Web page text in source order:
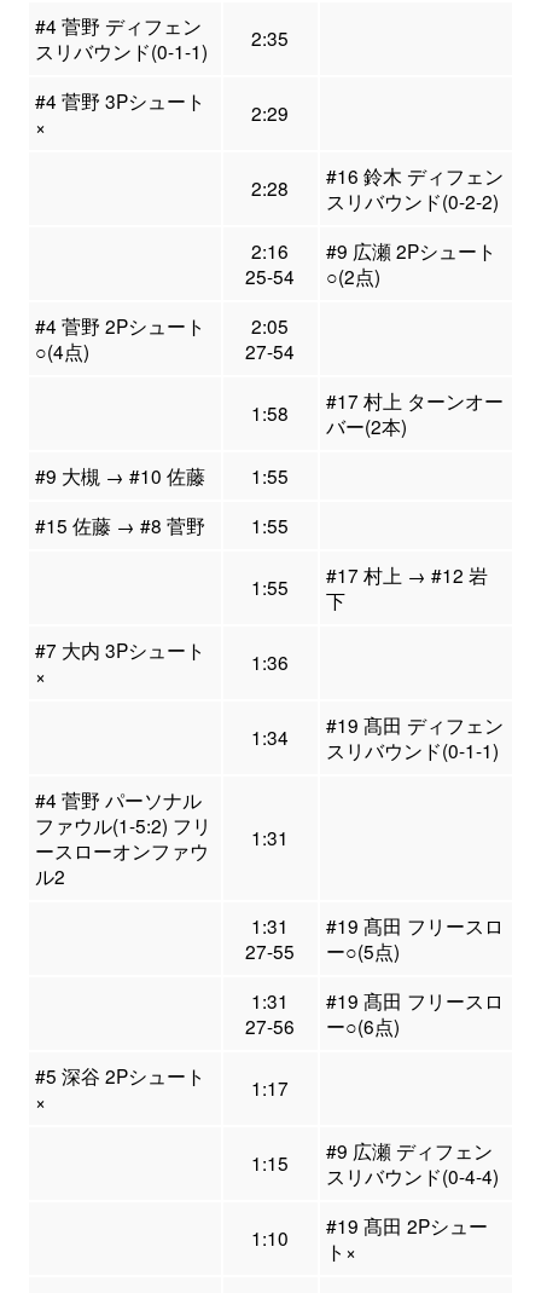
#4 菅野 ディフェン
スリバウンド(0-1-1)
2:35
#4 菅野 3Pシュート
×
2:29
2:28
#16 鈴木 ディフェン
スリバウンド(0-2-2)
2:16
25-54
#9 広瀬 2Pシュート
○(2点)
#4 菅野 2Pシュート
○(4点)
2:05
27-54
1:58
#17 村上 ターンオー
バー(2本)
#9 大槻 → #10 佐藤
1:55
#15 佐藤 → #8 菅野
1:55
1:55
#17 村上 → #12 岩
下
#7 大内 3Pシュート
×
1:36
1:34
#19 髙田 ディフェン
スリバウンド(0-1-1)
#4 菅野 パーソナル
ファウル(1-5:2) フリ
ースローオンファウ
ル2
1:31
1:31
27-55
#19 髙田 フリースロ
ー○(5点)
1:31
27-56
#19 髙田 フリースロ
ー○(6点)
#5 深谷 2Pシュート
×
1:17
1:15
#9 広瀬 ディフェン
スリバウンド(0-4-4)
1:10
#19 髙田 2Pシュー
ト×